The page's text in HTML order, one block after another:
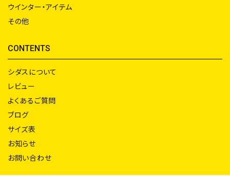
ウインター・アイテム
その他
CONTENTS
シダスについて
レビュー
よくあるご質問
ブログ
サイズ表
お知らせ
お問い合わせ